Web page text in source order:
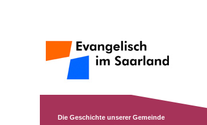
Die Geschichte unserer Gemeinde